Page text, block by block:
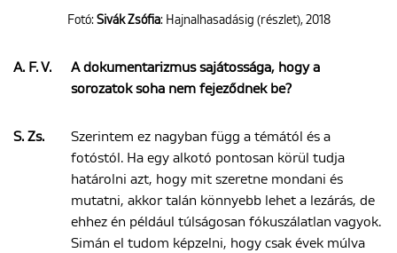
Fotó: Sivák Zsófia: Hajnalhasadásig (részlet), 2018
A. F. V.
A dokumentarizmus sajátossága, hogy a
sorozatok soha nem fejeződnek be?
S. Zs.
Szerintem ez nagyban függ a témától és a
fotóstól. Ha egy alkotó pontosan körül tudja
határolni azt, hogy mit szeretne mondani és
mutatni, akkor talán könnyebb lehet a lezárás, de
ehhez én például túlságosan fókuszálatlan vagyok.
Simán el tudom képzelni, hogy csak évek múlva